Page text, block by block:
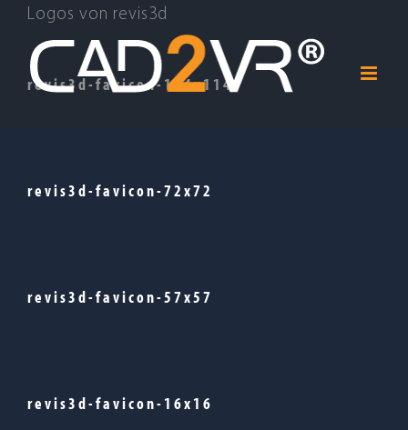
Zum
Inhalt
springen
Logos von revis3d
revis3d-favicon-114x114
revis3d-favicon-72x72
revis3d-favicon-57x57
revis3d-favicon-16x16